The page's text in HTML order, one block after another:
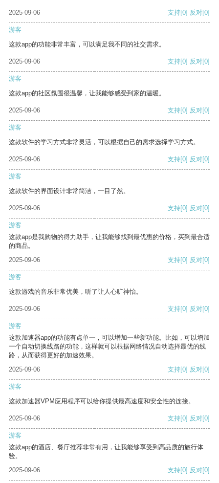
2025-09-06 支持[0] 反对[0]
游客
这款app的功能非常丰富，可以满足我不同的社交需求。
2025-09-06 支持[0] 反对[0]
游客
这款app的社区氛围很温馨，让我能够感受到家的温暖。
2025-09-06 支持[0] 反对[0]
游客
这款软件的学习方式非常灵活，可以根据自己的需求选择学习方式。
2025-09-06 支持[0] 反对[0]
游客
这款软件的界面设计非常简洁，一目了然。
2025-09-06 支持[0] 反对[0]
游客
这款app是我购物的得力助手，让我能够找到最优惠的价格，买到最合适
的商品。
2025-09-06
支持[0] 反对[0]
游客
这款游戏的音乐非常优美，听了让人心旷神怡。
2025-09-06 支持[0] 反对[0]
游客
这款加速器app的功能有点单一，可以增加一些新功能。比如，可以增加
一个自动切换线路的功能，这样就可以根据网络情况自动选择最优的线
路，从而获得更好的加速效果。
2025-09-06
支持[0] 反对[0]
游客
这款加速器VPM应用程序可以给你提供最高速度和安全性的连接。
2025-09-06 支持[0] 反对[0]
游客
这款app的酒店、餐厅推荐非常有用，让我能够享受到高品质的旅行体
验。
2025-09-06
支持[0] 反对[0]